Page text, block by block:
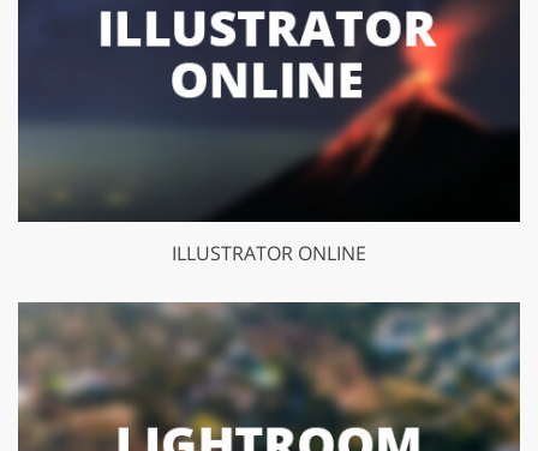
ILLUSTRATOR ONLINE